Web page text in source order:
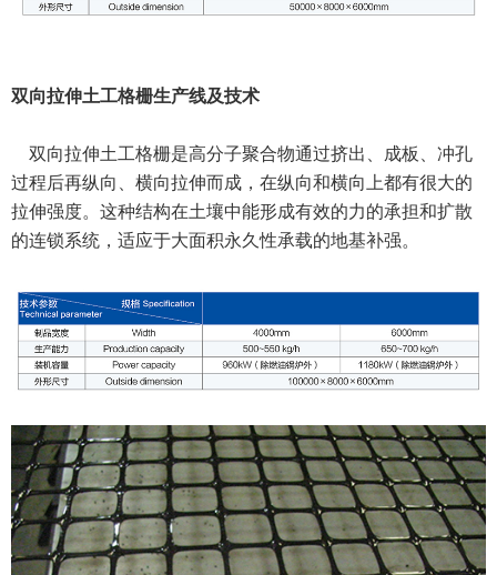
双向拉伸土工格栅生产线及技术
双向拉伸土工格栅是高分子聚合物通过挤出、成板、冲孔
过程后再纵向、横向拉伸而成，在纵向和横向上都有很大的
拉伸强度。这种结构在土壤中能形成有效的力的承担和扩散
的连锁系统，适应于大面积永久性承载的地基补强。